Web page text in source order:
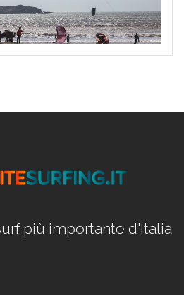
più importante d'Italia